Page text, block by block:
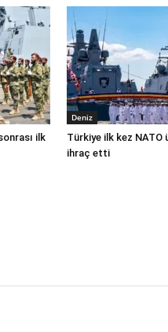
ilk
Deniz
Türkiye ilk kez NATO
ihraç etti